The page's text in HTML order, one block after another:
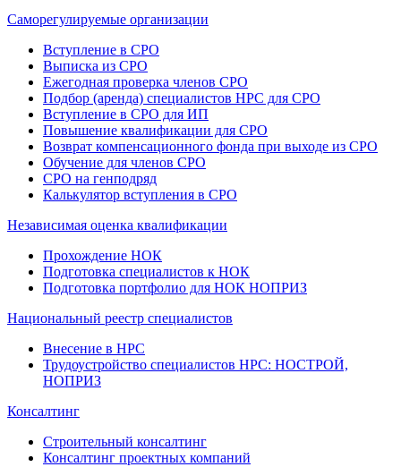
Саморегулируемые организации
Вступление в СРО
Выписка из СРО
Ежегодная проверка членов СРО
Подбор (аренда) специалистов НРС для СРО
Вступление в СРО для ИП
Повышение квалификации для СРО
Возврат компенсационного фонда при выходе из СРО
Обучение для членов СРО
СРО на генподряд
Калькулятор вступления в СРО
Независимая оценка квалификации
Прохождение НОК
Подготовка специалистов к НОК
Подготовка портфолио для НОК НОПРИЗ
Национальный реестр специалистов
Внесение в НРС
Трудоустройство специалистов НРС: НОСТРОЙ,
НОПРИЗ
Консалтинг
Строительный консалтинг
Консалтинг проектных компаний